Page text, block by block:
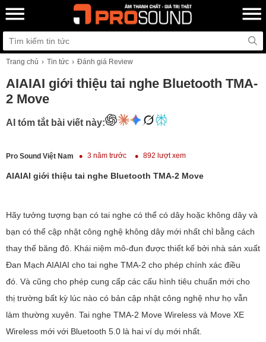
Trang chủ Tin tức Đánh giá Review
AIAIAI giới thiệu tai nghe Bluetooth TMA-
2 Move
AI tóm tắt bài viết này:
Pro Sound Việt Nam 3 năm trước 892 lượt xem
AIAIAI giới thiệu tai nghe Bluetooth TMA-2 Move
Hãy tưởng tượng bạn có tai nghe có thể có dây hoặc không dây và
bạn có thể cập nhật công nghệ không dây mới nhất chỉ bằng cách
thay thế băng đô. Khái niệm mô-đun được thiết kế bởi nhà sản xuất
Đan Mạch AIAIAI cho tai nghe TMA-2 cho phép chính xác điều
đó. Và cũng cho phép cung cấp các cấu hình tiêu chuẩn mới cho
thị trường bất kỳ lúc nào có bản cập nhật công nghệ như họ vẫn
làm thường xuyên. Tai nghe TMA-2 Move Wireless và Move XE
Wireless mới với Bluetooth 5.0 là hai ví dụ mới nhất.